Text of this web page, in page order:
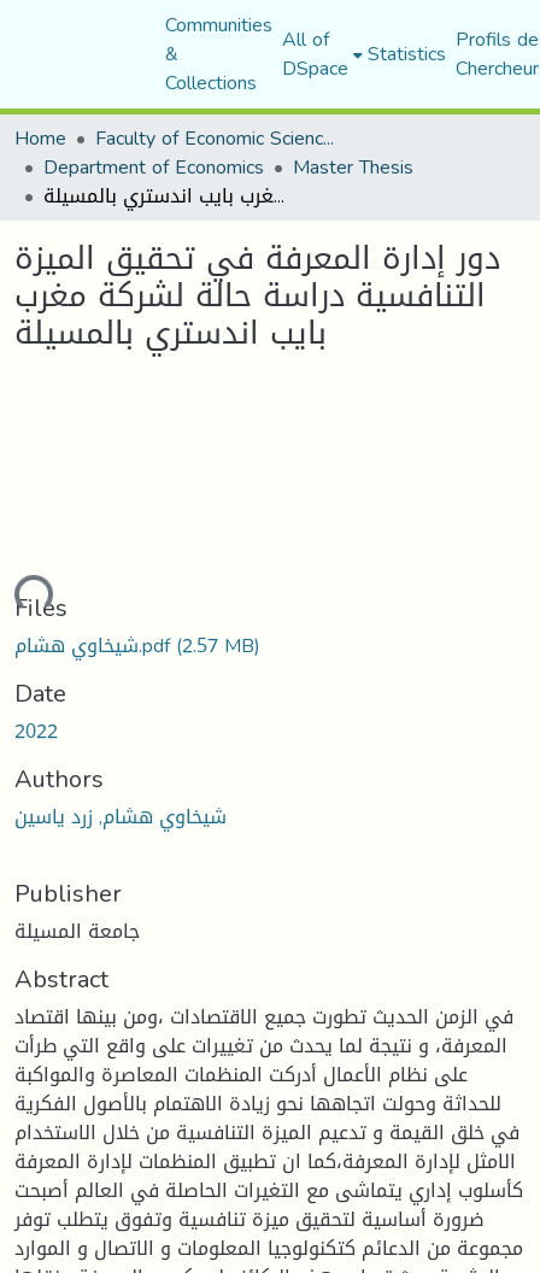
Communities
&
Collections
All of
DSpace Statistics Profils
Home
Faculty of Economic Sciences, Commerce and Management Sciences
Department of Economics Master Thesis
دور إدارة المعرفة في تحقيق الميزة التنافسية دراسة حالة لشركة مغرب بايب اندستري بالمسيلة
دور إدارة المعرفة في تحقيق الميزة
التنافسية دراسة حالة لشركة مغرب
بايب اندستري بالمسيلة
Files
شيخاوي هشام.pdf(2.57 MB)
Date
2022
Authors
شيخاوي هشام, زرد ياسين
Publisher
جامعة المسيلة
Abstract
في الزمن الحديث تطورت جميع الاقتصادات ،ومن بينها اقتصاد
المعرفة، و نتيجة لما يحدث من تغييرات على واقع التي طرأت
على نظام الأعمال أدركت المنظمات المعاصرة والمواكبة
للحداثة وحولت اتجاهها نحو زيادة الاهتمام بالأصول الفكرية
في خلق القيمة و تدعيم الميزة التنافسية من خلال الاستخدام
الامثل لإدارة المعرفة،كما ان تطبيق المنظمات لإدارة المعرفة
كأسلوب إداري يتماشى مع التغيرات الحاصلة في العالم أصبحت
ضرورة أساسية لتحقيق ميزة تنافسية وتفوق يتطلب توفر
مجموعة من الدعائم كتكنولوجيا المعلومات و الاتصال و الموارد